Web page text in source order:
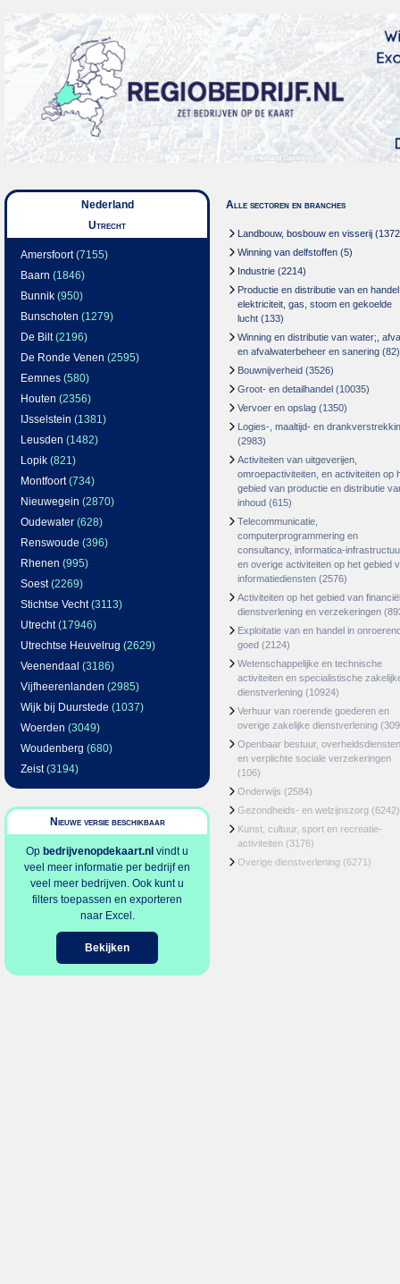
Nederland
Utrecht
Amersfoort(7155)
Baarn (1846)
Bunnik (950)
Bunschoten (1279)
De Bilt(2196)
De Ronde Venen (2595)
Eemnes (580)
Houten (2356)
IJsselstein (1381)
Leusden (1482)
Lopik (821)
Montfoort(734)
Nieuwegein (2870)
Oudewater (628)
Renswoude (396)
Rhenen (995)
Soest(2269)
Stichtse Vecht(3113)
Utrecht(17946)
Utrechtse Heuvelrug (2629)
Veenendaal (3186)
Vijfheerenlanden (2985)
Wijk bij Duurstede (1037)
Woerden (3049)
Woudenberg (680)
Zeist(3194)
Nieuwe versie beschikbaar
Op bedrijvenopdekaart.nl vindt u
veel meer informatie per bedrijf en
veel meer bedrijven. Ook kunt u
filters toepassen en exporteren
naar Excel.
Bekijken
Alle sectoren en branches
Landbouw, bosbouw en visserij
Winning van delfstoffen (5)
Industrie (2214)
Productie en distributie van en
elektriciteit, gas, stoom en gekoelde
lucht (133)
Winning en distributie van water;,
en afvalwaterbeheer en sanering (82)
Bouwnijverheid (3526)
Groot- en detailhandel (10035)
Vervoer en opslag (1350)
Logies-, maaltijd- en
(2983)
Activiteiten van uitgeverijen,
omroepactiviteiten, en activiteiten op
gebied van productie en distributie
inhoud (615)
Telecommunicatie,
computerprogrammering en
consultancy, informatica-
en overige activiteiten op het gebied
informatiediensten (2576)
Activiteiten op het gebied van
dienstverlening en verzekeringen
Exploitatie van en handel in
goed (2124)
Wetenschappelijke en technische
activiteiten en specialistische
dienstverlening (10924)
Verhuur van roerende goederen en
overige zakelijke dienstverlening
Openbaar bestuur, overheidsdiensten
en verplichte sociale verzekeringen
(106)
Onderwijs (2584)
Gezondheids- en welzijnszorg (6242)
Kunst, cultuur, sport en recreatie-
activiteiten (3176)
Overige dienstverlening (6271)